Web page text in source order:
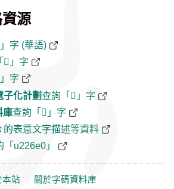
源
字 (華語)
」字
字
子化計劃查詢「𢛠」字
庫查詢「𢛠」字
的表意文字描述等資料
「u226e0」
本站 關於字碼資料庫